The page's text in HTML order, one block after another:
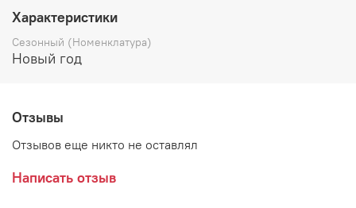
Характеристики
Сезонный (Номенклатура)
Новый год
Отзывы
Отзывов еще никто не оставлял
Написать отзыв